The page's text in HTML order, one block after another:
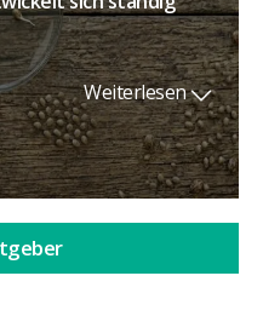
Weiterlesen